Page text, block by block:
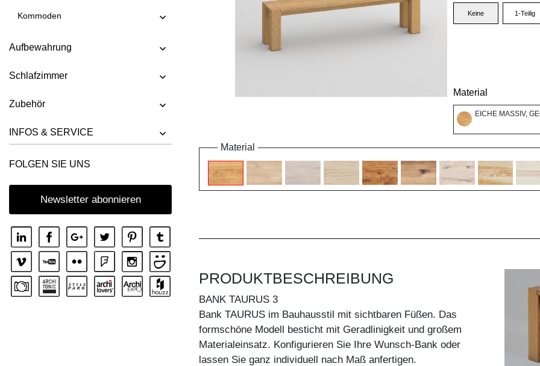
Kommoden
Aufbewahrung
Schlafzimmer
Zubehör
INFOS & SERVICE
FOLGEN SIE UNS
Newsletter abonnieren
Keine 1-Teilig
Material
EICHE MASSIV,
Material
PRODUKTBESCHREIBUNG
BANK TAURUS 3
Bank TAURUS im Bauhausstil mit sichtbaren Füßen. Das
formschöne Modell besticht mit Geradlinigkeit und großem
Materialeinsatz. Konfigurieren Sie Ihre Wunsch-Bank oder
lassen Sie ganz individuell nach Maß anfertigen.